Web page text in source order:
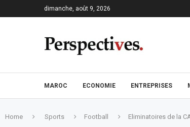
dimanche, août 9, 2026
MAROC ECONOMIE ENTREPRISES
Home Sports Football Eliminatoires de la